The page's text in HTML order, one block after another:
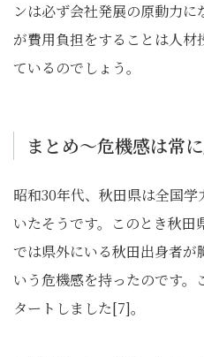
ンは必ず会社発展の原動力
が費用負担をすることは人
ているのでしょう。
まとめ～危機感は常
昭和30年代、秋田県は全国
いたそうです。このとき秋
では県外にいる秋田出身者が
いう危機感を持ったのです。
タートしました[7]。